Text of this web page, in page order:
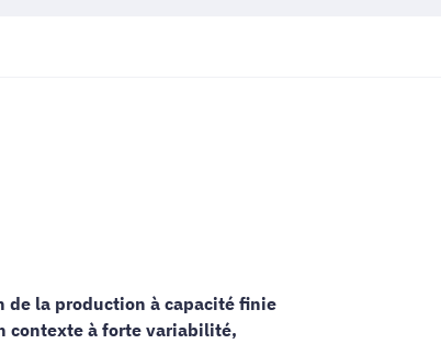
de la production à capacité finie
contexte à forte variabilité,